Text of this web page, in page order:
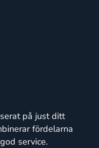
på just ditt
fördelarna
service.